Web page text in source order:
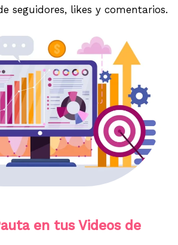
seguidores, likes y comentarios.
en tus Videos de